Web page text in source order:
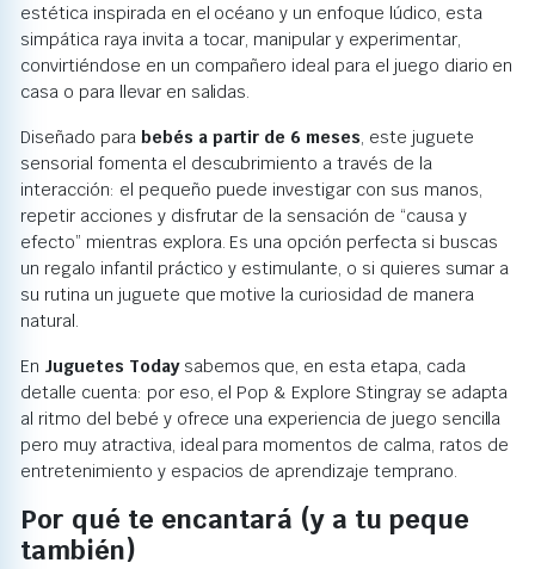
estética inspirada en el océano y un enfoque lúdico, esta
simpática raya invita a tocar, manipular y experimentar,
convirtiéndose en un compañero ideal para el juego diario en
casa o para llevar en salidas.
Diseñado para bebés a partir de 6 meses, este juguete
sensorial fomenta el descubrimiento a través de la
interacción: el pequeño puede investigar con sus manos,
repetir acciones y disfrutar de la sensación de “causa y
efecto” mientras explora. Es una opción perfecta si buscas
un regalo infantil práctico y estimulante, o si quieres sumar a
su rutina un juguete que motive la curiosidad de manera
natural.
En Juguetes Todaysabemos que, en esta etapa, cada
detalle cuenta: por eso, el Pop & Explore Stingray se adapta
al ritmo del bebé y ofrece una experiencia de juego sencilla
pero muy atractiva, ideal para momentos de calma, ratos de
entretenimiento y espacios de aprendizaje temprano.
Por qué te encantará (y a tu peque
también)